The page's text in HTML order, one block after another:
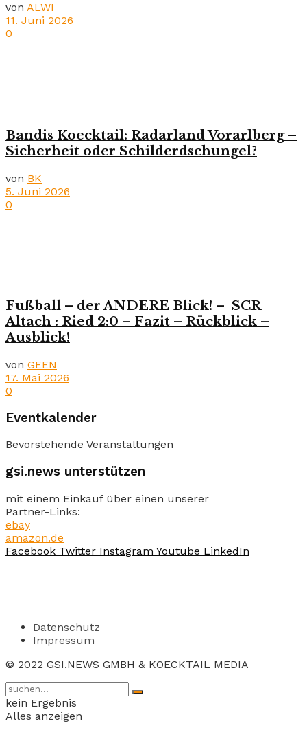
von ALWI
11. Juni 2026
0
Bandis Koecktail: Radarland Vorarlberg –
Sicherheit oder Schilderdschungel?
von BK
5. Juni 2026
0
Fußball – der ANDERE Blick! – SCR
Altach : Ried 2:0 – Fazit – Rückblick –
Ausblick!
von GEEN
17. Mai 2026
0
Eventkalender
Bevorstehende Veranstaltungen
gsi.news unterstützen
mit einem Einkauf über einen unserer
Partner-Links:
ebay
amazon.de
Facebook Twitter Instagram Youtube LinkedIn
Datenschutz
Impressum
© 2022 GSI.NEWS GMBH & KOECKTAIL MEDIA
kein Ergebnis
Alles anzeigen